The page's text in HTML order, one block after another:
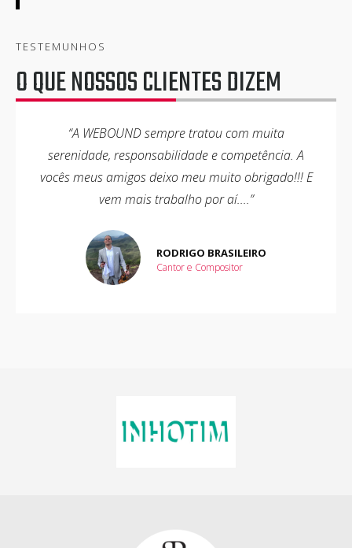
TESTEMUNHOS
O QUE NOSSOS CLIENTES DIZEM
“A WEBOUND sempre tratou com muita
serenidade, responsabilidade e competência. A
vocês meus amigos deixo meu muito obrigado!!! E
vem mais trabalho por aí....”
RODRIGO BRASILEIRO
Cantor e Compositor